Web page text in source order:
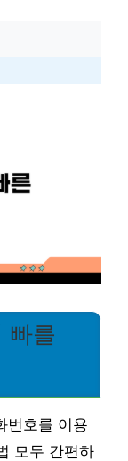
빠를
번호를 이용
모두 간편하